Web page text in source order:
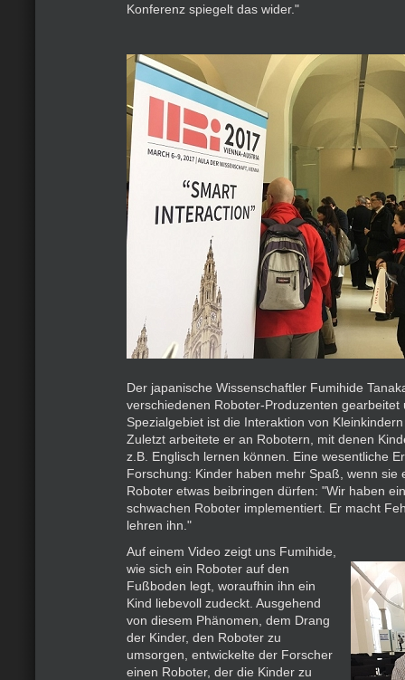
Konferenz spiegelt das wider."
Der japanische Wissenschaftler Fumihide
verschiedenen Roboter-Produzenten gearbeitet
Spezialgebiet ist die Interaktion von
Zuletzt arbeitete er an Robotern, mit denen
z.B. Englisch lernen können. Eine wesentliche
Forschung: Kinder haben mehr Spaß, wenn sie
Roboter etwas beibringen dürfen: "Wir haben
schwachen Roboter implementiert. Er macht
lehren ihn."
Auf einem Video zeigt uns Fumihide,
wie sich ein Roboter auf den
Fußboden legt, woraufhin ihn ein
Kind liebevoll zudeckt. Ausgehend
von diesem Phänomen, dem Drang
der Kinder, den Roboter zu
umsorgen, entwickelte der Forscher
einen Roboter, der die Kinder zu